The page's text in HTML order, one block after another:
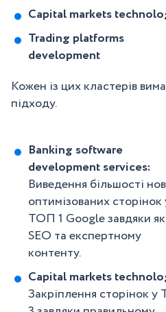
Capital markets
Trading platforms
development
Кожен із цих кластерів
підходу.
Banking software
development services:
Виведення більшості
оптимізованих сторінок
ТОП 1 Google завдяки
SEO та експертному
контенту.
Capital markets
Закріплення сторінок